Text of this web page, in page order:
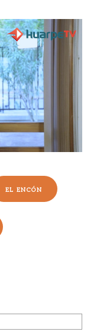
EL ENCÓN